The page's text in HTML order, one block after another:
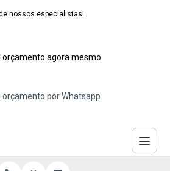
nossos especialistas!
orçamento agora mesmo
orçamento por Whatsapp